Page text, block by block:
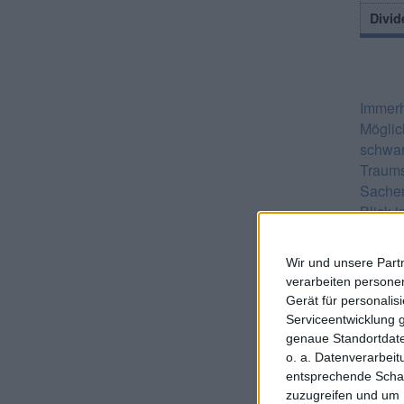
Wir und unsere
verarbeiten
Gerät für
Serviceentwicklung
genaue
o. a.
entsprechende
zuzugreifen und um
Blick
den
davon
und
Für